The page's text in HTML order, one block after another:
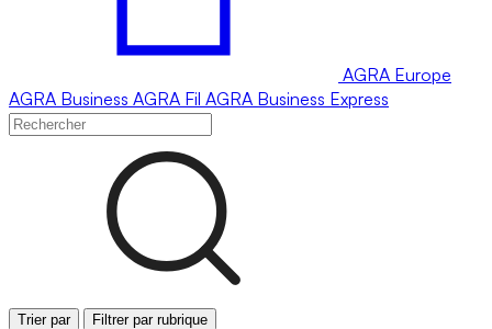
AGRA Europe
AGRA Business AGRA Fil AGRA Business Express
Trier par Filtrer par rubrique